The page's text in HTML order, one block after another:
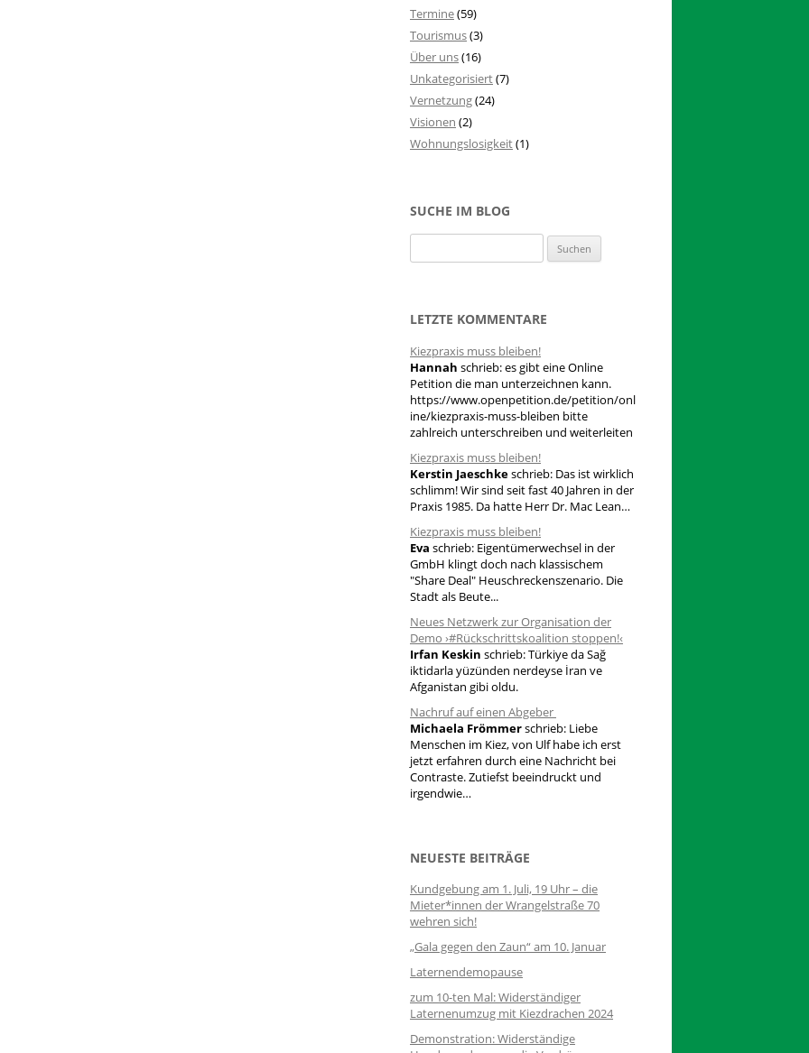
Termine(59)
Tourismus(3)
Über uns(16)
Unkategorisiert(7)
Vernetzung(24)
Visionen (2)
Wohnungslosigkeit(1)
SUCHE IM BLOG
u
n
n
a
c
h
:
LETZTE KOMMENTARE
Kiezpraxis muss bleiben!
Hannah schrieb:es gibt eine Online
Petition die man unterzeichnen kann.
https://www.openpetition.de/petition/onl
ine/kiezpraxis-muss-bleiben bitte
zahlreich unterschreiben und weiterleiten
Kiezpraxis muss bleiben!
Kerstin Jaeschkeschrieb: Das ist wirklich
schlimm! Wir sind seit fast 40 Jahren in der
Praxis 1985. Da hatte Herr Dr. Mac Lean…
Kiezpraxis muss bleiben!
Eva schrieb: Eigentümerwechsel in der
GmbH klingt doch nach klassischem
"Share Deal" Heuschreckenszenario. Die
Stadt als Beute...
Neues Netzwerk zur Organisation der
Demo ›#Rückschrittskoalition stoppen!‹
Irfan Keskin schrieb:Türkiye da Sağ
iktidarla yüzünden nerdeyse İran ve
Afganistan gibi oldu.
Nachruf auf einen Abgeber
Michaela Frömmerschrieb: Liebe
Menschen im Kiez, von Ulf habe ich erst
jetzt erfahren durch eine Nachricht bei
Contraste. Zutiefst beeindruckt und
irgendwie…
NEUESTE BEITRÄGE
Kundgebung am 1. Juli, 19 Uhr – die
Mieter*innen der Wrangelstraße 70
wehren sich!
„Gala gegen den Zaun“ am 10. Januar
Laternendemopause
zum 10-ten Mal: Widerständiger
Laternenumzug mit Kiezdrachen 2024
Demonstration: Widerständige